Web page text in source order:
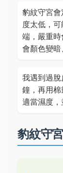
豹紋守宮
度太低，
端，嚴重
會顏色變暗
我遇到過
鐘，再用
適當濕度，
豹紋守